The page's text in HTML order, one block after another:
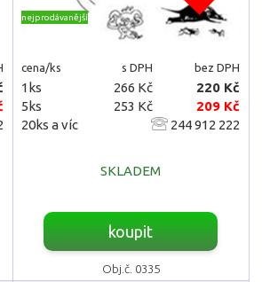
nejprodávanější
cena/ks s DPH bez DPH
1ks 266 Kč
220 Kč
5ks
253 Kč
209 Kč
20ks a víc
244 912 222
SKLADEM
koupit
Obj.č. 0335